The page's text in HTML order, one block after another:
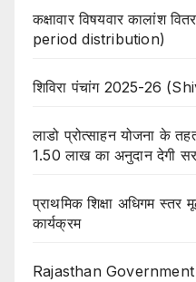
कक्षावार विषयवार कालांश
period distribution)
शिविरा पंचांग 2025-26
लाडो प्रोत्साहन योजना के
1.50 लाख का अनुदान देगी
प्राथमिक शिक्षा अधिगम स्तर
कार्यक्रम
Rajasthan